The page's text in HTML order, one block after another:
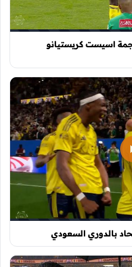
اسيست كريستيانو
بالدوري السعودي